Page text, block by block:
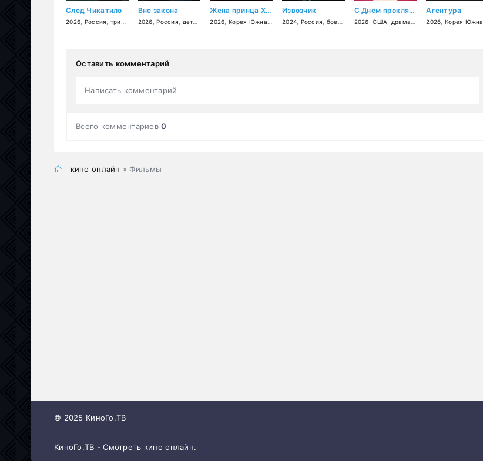
След Чикатило
2026 Россия триллер ,детектив,драма
Вне закона
2026 ,Россия детектив ,боевик,криминал драма
Жена принца XXI века
2026 Корея Южная мелодрама
Извозчик
2024 Россия боевик детектив,криминал
С Днём проклятого Валентина!
2026 ,США драма мелодрама,комедия
Агентура
2026 Корея Южная
Оставить комментарий
Написать комментарий
Всего комментариев0
кино онлайн » Фильмы
© 2025 КиноГо.ТВ
КиноГо.ТВ - Смотреть кино онлайн.